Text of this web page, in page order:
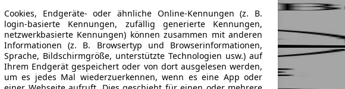
Cookies, Endgeräte- oder ähnliche Online-Kennungen (z. B.
login-basierte Kennungen, zufällig generierte Kennungen,
netzwerkbasierte Kennungen) können zusammen mit anderen
Informationen (z. B. Browsertyp und Browserinformationen,
Sprache, Bildschirmgröße, unterstützte Technologien usw.) auf
Ihrem Endgerät gespeichert oder von dort ausgelesen werden,
um es jedes Mal wiederzuerkennen, wenn es eine App oder